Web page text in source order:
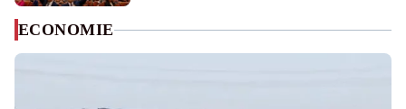
ECONOMIE